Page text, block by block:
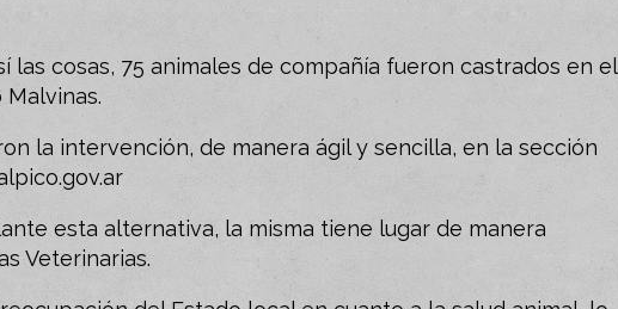
las cosas, 75 animales de compañía fueron castrados en el
la intervención, de manera ágil y sencilla, en la sección
esta alternativa, la misma tiene lugar de manera
Veterinarias.